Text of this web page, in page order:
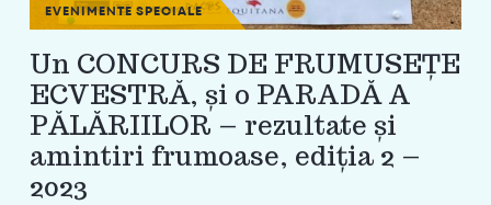
EVENIMENTE SPECIALE
Un CONCURS DE FRUMUSEȚE
ECVESTRĂ, și o PARADĂ A
PĂLĂRIILOR – rezultate și
amintiri frumoase, ediția 2 –
2023